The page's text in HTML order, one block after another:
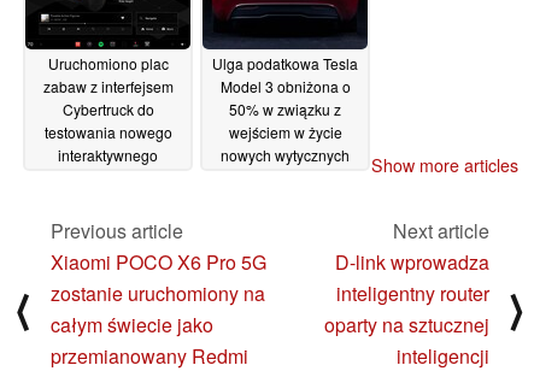
Uruchomiono plac
zabaw z interfejsem
Cybertruck do
testowania nowego
interaktywnego
rzeczywistym 04/12/2023
Ulga podatkowa Tesla
Model 3 obniżona o
50% w związku z
wejściem w życie
nowych wytycznych
Show more articles
⟨
Previous article
Xiaomi POCO X6 Pro 5G
zostanie uruchomiony na
całym świecie jako
przemianowany Redmi
Next article
D-link wprowadza
inteligentny router
oparty na sztucznej
inteligencji
⟩